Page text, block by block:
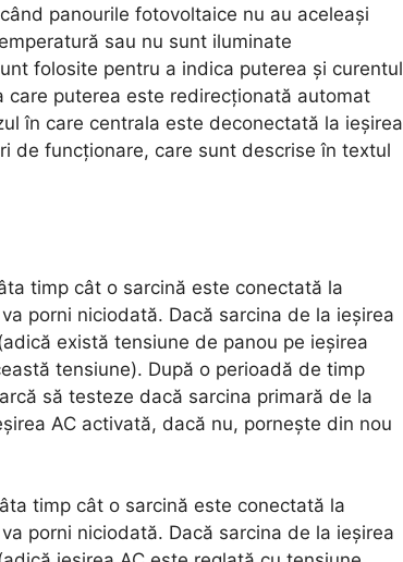
panourile fotovoltaice nu au aceleași
sau nu sunt iluminate
folosite pentru a indica puterea și curentul
care puterea este redirecționată automat
în care centrala este deconectată la ieșirea
de funcționare, care sunt descrise în textul
timp cât o sarcină este conectată la
porni niciodată. Dacă sarcina de la ieșirea
există tensiune de panou pe ieșirea
tensiune). După o perioadă de timp
să testeze dacă sarcina primară de la
AC activată, dacă nu, pornește din nou
timp cât o sarcină este conectată la
porni niciodată. Dacă sarcina de la ieșirea